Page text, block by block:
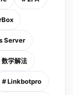
Server
数学解法
# Linkbotpro